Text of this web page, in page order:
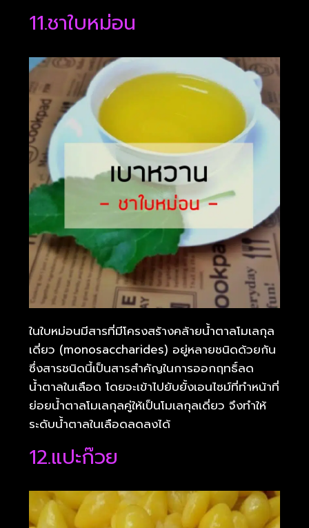
11.ชาใบหม่อน
ในใบหม่อนมีสารที่มีโครงสร้างคล้ายน้ำตาลโมเลกุล
เดี่ยว (monosaccharides) อยู่หลายชนิดด้วยกัน
ซึ่งสารชนิดนี้เป็นสารสำคัญในการออกฤทธิ์ลด
น้ำตาลในเลือด โดยจะเข้าไปยับยั้งเอนไซม์ที่ทำหน้าที่
ย่อยน้ำตาลโมเลกุลคู่ให้เป็นโมเลกุลเดี่ยว จึงทำให้
ระดับน้ำตาลในเลือดลดลงได้
12.แปะก๊วย